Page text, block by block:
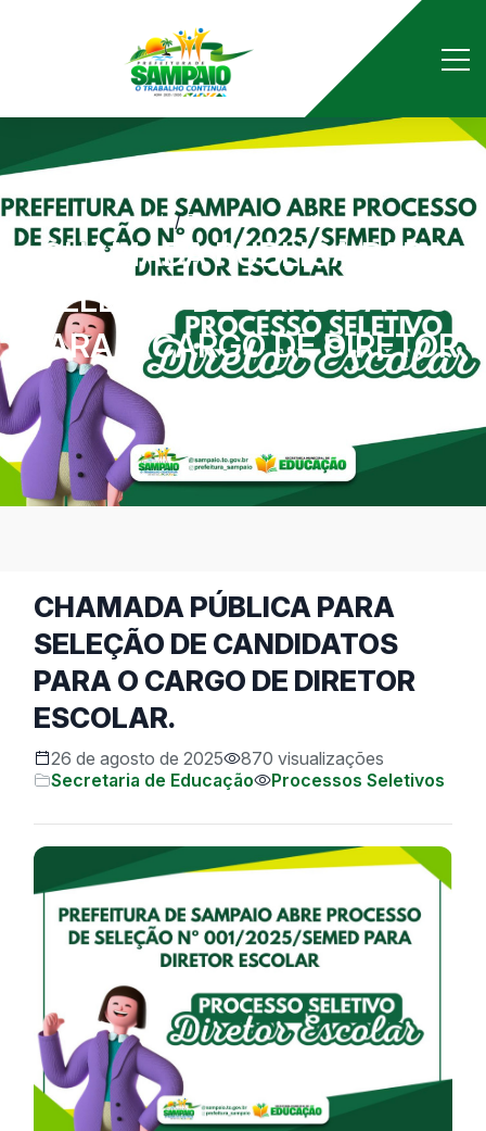
Início/Processos Seletivos /
CHAMADA PÚBLICA PARA
SELEÇÃO DE CANDIDATOS
PARA O CARGO DE DIRETOR
ESCOLAR.
CHAMADA PÚBLICA PARA
SELEÇÃO DE CANDIDATOS
PARA O CARGO DE DIRETOR
ESCOLAR.
26 de agosto de 2025
870 visualizações
Secretaria de Educação
Processos Seletivos